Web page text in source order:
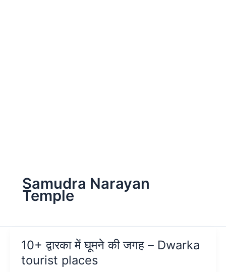
Samudra Narayan
Temple
10+ द्वारका में घूमने की जगह – Dwarka
tourist places